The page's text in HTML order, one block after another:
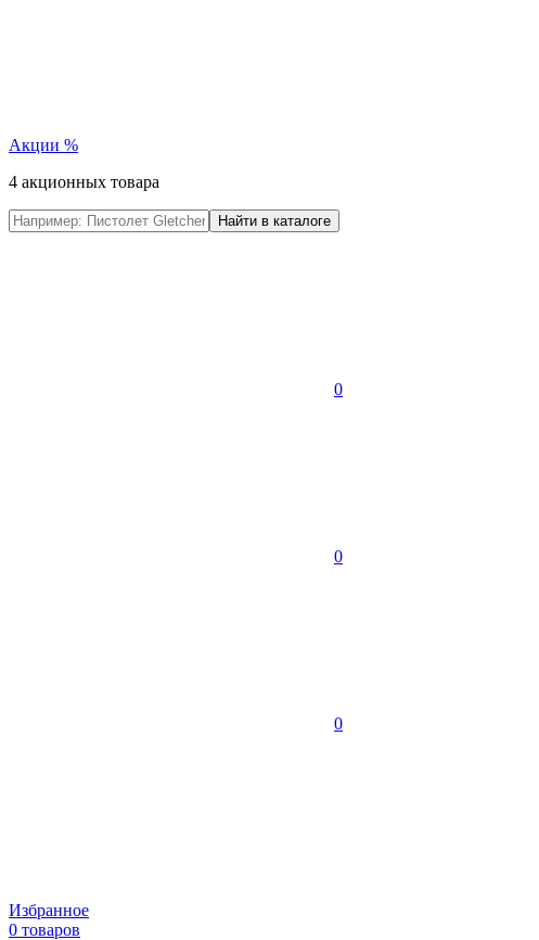
Акции %
4 акционных товара
0
0
0
Избранное
0 товаров